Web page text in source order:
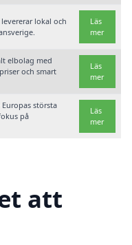
lokal och
Läs
mer
elbolag med
och smart
Läs
mer
största
på
Läs
mer
att